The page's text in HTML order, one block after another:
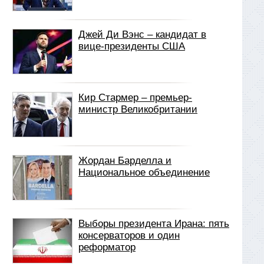
Джей Ди Вэнс – кандидат в
вице-президенты США
Кир Стармер – премьер-
министр Великобритании
Жордан Барделла и
Национальное объединение
Выборы президента Ирана: пять
консерваторов и один
реформатор